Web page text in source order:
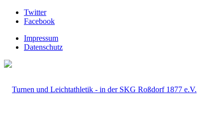
Twitter
Facebook
Impressum
Datenschutz